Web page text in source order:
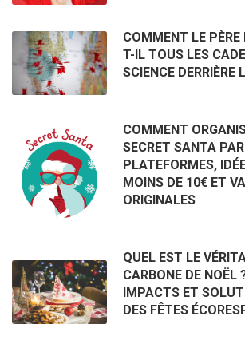
COMMENT LE PÈRE
T-IL TOUS LES
SCIENCE DERRIÈRE
COMMENT
SECRET SANTA
PLATEFORMES,
MOINS DE 10€ ET
ORIGINALES
QUEL EST LE
CARBONE DE NOËL
IMPACTS ET
DES FÊTES